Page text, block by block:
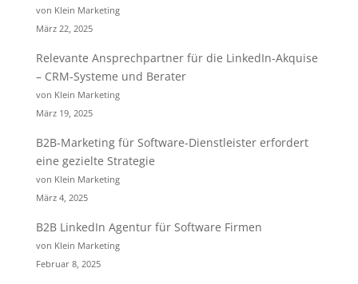
von Klein Marketing
März 22, 2025
Relevante Ansprechpartner für die LinkedIn-Akquise
– CRM-Systeme und Berater
von Klein Marketing
März 19, 2025
B2B-Marketing für Software-Dienstleister erfordert
eine gezielte Strategie
von Klein Marketing
März 4, 2025
B2B LinkedIn Agentur für Software Firmen
von Klein Marketing
Februar 8, 2025